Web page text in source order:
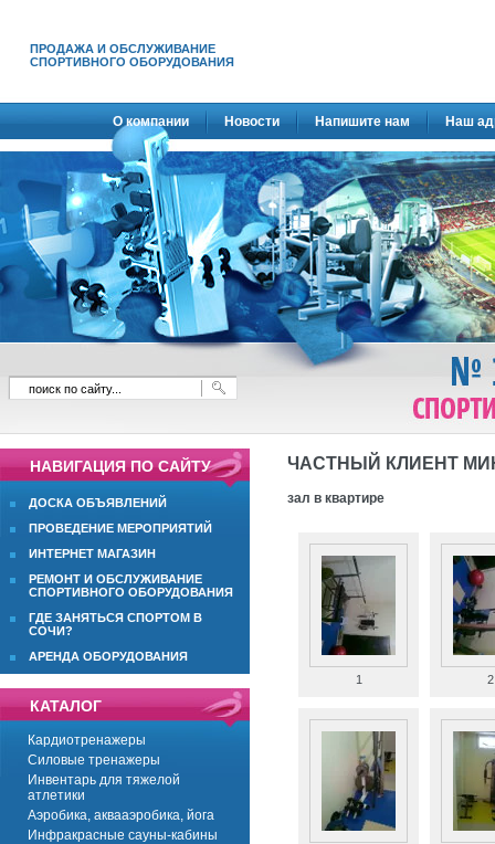
ПРОДАЖА И ОБСЛУЖИВАНИЕ
СПОРТИВНОГО ОБОРУДОВАНИЯ
О компании Новости Напишите нам Наш
ЧАСТНЫЙ КЛИЕНТ
зал в квартире
1 2
НАВИГАЦИЯ ПО САЙТУ
ДОСКА ОБЪЯВЛЕНИЙ
ПРОВЕДЕНИЕ МЕРОПРИЯТИЙ
ИНТЕРНЕТ МАГАЗИН
РЕМОНТ И ОБСЛУЖИВАНИЕ
СПОРТИВНОГО ОБОРУДОВАНИЯ
ГДЕ ЗАНЯТЬСЯ СПОРТОМ В
СОЧИ?
АРЕНДА ОБОРУДОВАНИЯ
КАТАЛОГ
Кардиотренажеры
Силовые тренажеры
Инвентарь для тяжелой
атлетики
Аэробика, аквааэробика, йога
Инфракрасные сауны-кабины